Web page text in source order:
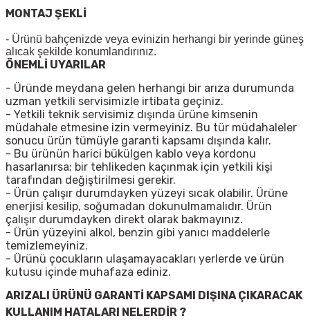
MONTAJ ŞEKLİ
- Ürünü bahçenizde veya evinizin herhangi bir yerinde güneş
alıcak şekilde konumlandırınız.
ÖNEMLİ UYARILAR
- Üründe meydana gelen herhangi bir arıza durumunda
uzman yetkili servisimizle irtibata geçiniz.
- Yetkili teknik servisimiz dışında ürüne kimsenin
müdahale etmesine izin vermeyiniz. Bu tür müdahaleler
sonucu ürün tümüyle garanti kapsamı dışında kalır.
- Bu ürünün harici bükülgen kablo veya kordonu
hasarlanırsa; bir tehlikeden kaçınmak için yetkili kişi
tarafından değiştirilmesi gerekir.
- Ürün çalışır durumdayken yüzeyi sıcak olabilir. Ürüne
enerjisi kesilip, soğumadan dokunulmamalıdır. Ürün
çalışır durumdayken direkt olarak bakmayınız.
- Ürün yüzeyini alkol, benzin gibi yanıcı maddelerle
temizlemeyiniz.
- Ürünü çocukların ulaşamayacakları yerlerde ve ürün
kutusu içinde muhafaza ediniz.
ARIZALI ÜRÜNÜ GARANTİ KAPSAMI DIŞINA ÇIKARACAK
KULLANIM HATALARI NELERDİR ?